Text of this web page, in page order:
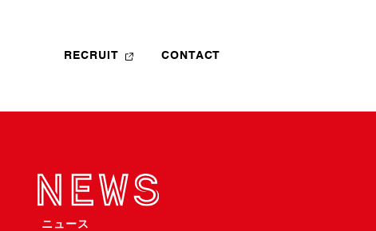
RECRUIT CONTACT
ニュース